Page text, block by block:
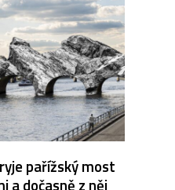
pařížský most
a dočasně z něj